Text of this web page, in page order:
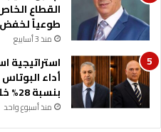
0
2
6
"
ف
ي
س
ق
و
ل
س
ي
ح
ة
القطاع
طوعياً لخفض
منذ 3 أسابيع
استراتيجية
أداء
بنسبة 28% خلال النصف الأول
منذ أسبوع واحد